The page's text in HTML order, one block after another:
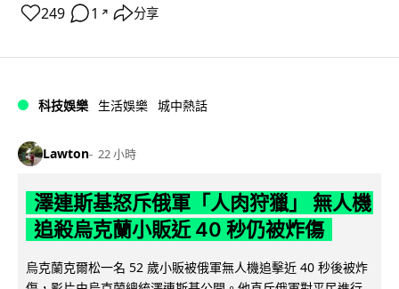
249 1 ↗ 分享
科技娛樂 生活娛樂 城中熱話
Lawton 22 小時
澤連斯基怒斥俄軍「人肉狩獵」 無人機
追殺烏克蘭小販近 40 秒仍被炸傷
烏克蘭克爾松一名 52 歲小販被俄軍無人機追擊近 40 秒後被炸